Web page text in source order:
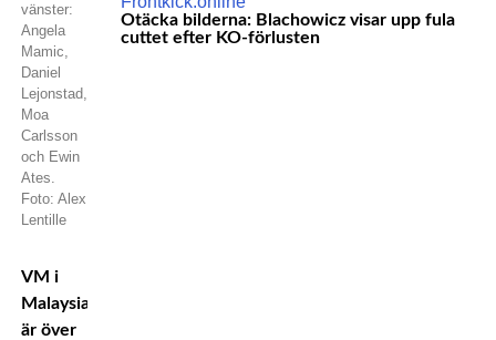
vänster:
Angela
Mamic,
Daniel
Lejonstad,
Moa
Carlsson
och Ewin
Ates.
Foto: Alex
Lentille
VM i
Malaysia
är över
Otäcka bilderna: Blachowicz visar upp fula
cuttet efter KO-förlusten